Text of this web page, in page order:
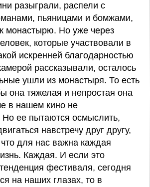
разыграли, распели с
пьяницами и бомжами,
монастырю. Но уже через
которые участвовали в
искренней благодарностью
рассказывали, осталось
ушли из монастыря. То есть
она тяжелая и непростая она
в нашем кино не
Но ее пытаются осмыслить,
навстречу друг другу,
для нас важна каждая
Каждая. И если это
фестиваля, сегодня
на наших глазах, то в